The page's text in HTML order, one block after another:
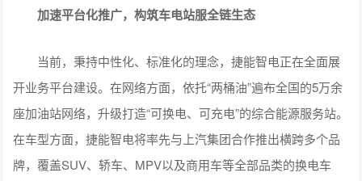
加速平台化推广，构筑车电站服全链生态
当前，秉持中性化、标准化的理念，捷能智电正在全面展
开业务平台建设。在网络方面，依托“两桶油”遍布全国的5万余
座加油站网络，升级打造“可换电、可充电”的综合能源服务站。
在车型方面，捷能智电将率先与上汽集团合作推出横跨多个品
牌，覆盖SUV、轿车、MPV以及商用车等全部品类的换电车